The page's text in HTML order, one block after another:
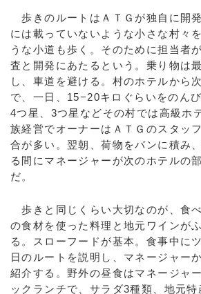
歩きのルートはＡＴＧが独自に開
には載っていないような小さな村々
うな小道も歩く。そのために担当者
査と開発にあたるという。乗り物は
し、車道を避ける。村のホテルから
で、一日、15−20キロぐらいをのん
4つ星、3つ星などその村では高級ホ
族経営でオーナーはＡＴＧのスタッ
合が多い。翌朝、荷物をバンに積み
る間にマネージャーが次のホテルの
だ。
歩きと同じくらい大切なのが、食
の食材を使った料理と地元ワインが
る。スローフードが基本。食事中に
日のルートを説明し、マネージャー
紹介する。野外の昼食はマネージャ
ックランチで、サラダ3種類、地元特